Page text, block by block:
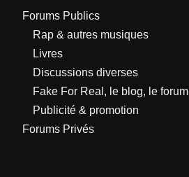
Forums Publics
Rap & autres musiques
Livres
Discussions diverses
Fake For Real, le blog, le forum
Publicité & promotion
Forums Privés